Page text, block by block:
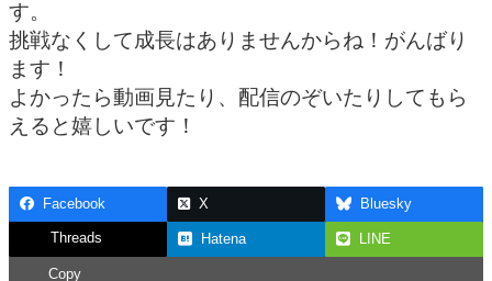
す。
挑戦なくして成長はありませんからね！がんばり
ます！
よかったら動画見たり、配信のぞいたりしてもら
えると嬉しいです！
Facebook X Bluesky
Threads Hatena LINE
Copy